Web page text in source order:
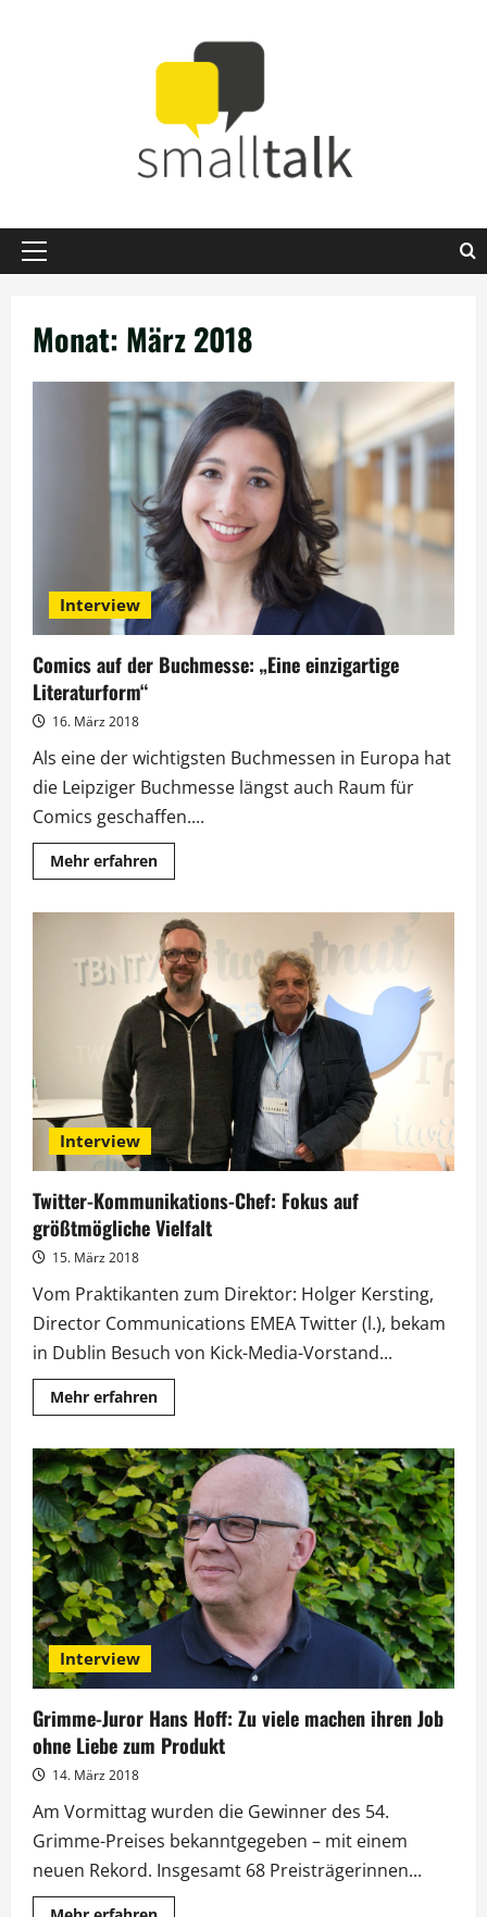
Primäres
Monat: März 2018
Interview
Comics auf der Buchmesse: „Eine einzigartige
Literaturform“
16. März 2018
Als eine der wichtigsten Buchmessen in Europa hat
die Leipziger Buchmesse längst auch Raum für
Comics geschaffen....
Mehr erfahrenMehr
Informationen
auf
der
Buchmesse:
„Eine
einzigartige
Literaturform“
Interview
Twitter-Kommunikations-Chef: Fokus auf
größtmögliche Vielfalt
15. März 2018
Vom Praktikanten zum Direktor: Holger Kersting,
Director Communications EMEA Twitter (l.), bekam
in Dublin Besuch von Kick-Media-Vorstand...
Mehr erfahrenMehr
Informationen
Kommunikations-
Chef:
Fokus
auf
größtmögliche
Vielfalt
Interview
Grimme-Juror Hans Hoff: Zu viele machen ihren Job
ohne Liebe zum Produkt
14. März 2018
Am Vormittag wurden die Gewinner des 54.
Grimme-Preises bekanntgegeben – mit einem
neuen Rekord. Insgesamt 68 Preisträgerinnen...